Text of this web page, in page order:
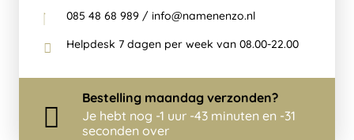
085 48 68 989 / info@namenenzo.nl
Helpdesk 7 dagen per week van 08.00-22.00
Bestelling maandag verzonden?
Je hebt nog -1 uur -43 minuten en -31
seconden over